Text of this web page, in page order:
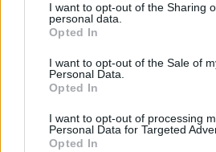
I want to opt-out of the Sharing
personal data.
Opted In
I want to opt-out of the Sale of
Personal Data.
Opted In
I want to opt-out of processing
Personal Data for Targeted
Opted In